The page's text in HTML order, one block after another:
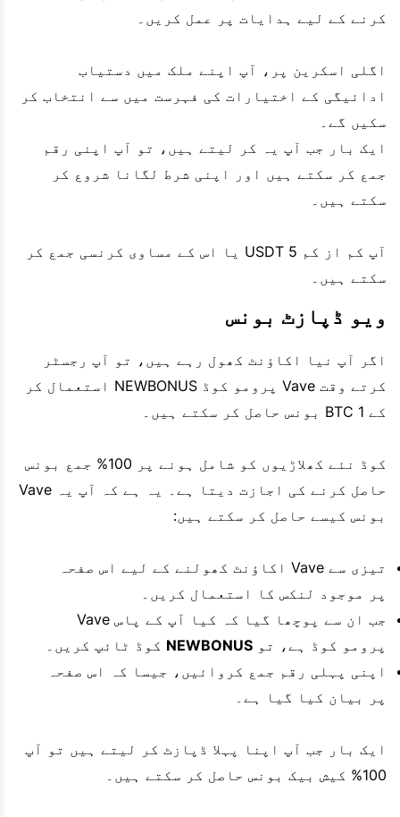
کرنے کے لیے ہدایات پر عمل کریں۔
اگلی اسکرین پر، آپ اپنے ملک میں دستیاب
ادائیگی کے اختیارات کی فہرست میں سے انتخاب کر
سکیں گے۔
ایک بار جب آپ یہ کر لیتے ہیں، تو آپ اپنی رقم
جمع کر سکتے ہیں اور اپنی شرط لگانا شروع کر
سکتے ہیں۔
آپ کم از کم 5 USDT یا اس کے مساوی کرنسی جمع کر
سکتے ہیں۔
ویو ڈپازٹ بونس
اگر آپ نیا اکاؤنٹ کھول رہے ہیں، تو آپ رجسٹر
کرتے وقت Vave پرومو کوڈ NEWBONUS استعمال کر
کے 1 BTC بونس حاصل کر سکتے ہیں۔
کوڈ نئے کھلاڑیوں کو شامل ہونے پر 100% جمع بونس
حاصل کرنے کی اجازت دیتا ہے۔ یہ ہے کہ آپ یہ Vave
بونس کیسے حاصل کر سکتے ہیں:
تیزی سے Vave اکاؤنٹ کھولنے کے لیے اس صفحہ
پر موجود لنکس کا استعمال کریں۔
جب ان سے پوچھا گیا کہ کیا آپ کے پاس Vave
پرومو کوڈ ہے، تو NEWBONUS کوڈ ٹائپ کریں۔
اپنی پہلی رقم جمع کروائیں، جیسا کہ اس صفحہ
پر بیان کیا گیا ہے۔
ایک بار جب آپ اپنا پہلا ڈپازٹ کر لیتے ہیں تو آپ
100% کیش بیک بونس حاصل کر سکتے ہیں۔